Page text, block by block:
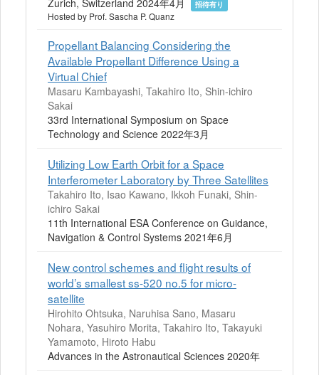
招待有り
Hosted by Prof. Sascha P. Quanz
Propellant Balancing Considering the
Available Propellant Difference Using a
Virtual Chief
Masaru Kambayashi, Takahiro Ito, Shin-ichiro
Sakai
33rd International Symposium on Space
Technology and Science 2022年3月
Utilizing Low Earth Orbit for a Space
Interferometer Laboratory by Three Satellites
Takahiro Ito, Isao Kawano, Ikkoh Funaki, Shin-
ichiro Sakai
11th International ESA Conference on Guidance,
Navigation & Control Systems 2021年6月
New control schemes and flight results of
world’s smallest ss-520 no.5 for micro-
satellite
Hirohito Ohtsuka, Naruhisa Sano, Masaru
Nohara, Yasuhiro Morita, Takahiro Ito, Takayuki
Yamamoto, Hiroto Habu
Advances in the Astronautical Sciences 2020年